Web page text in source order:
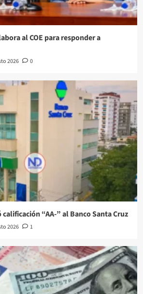
al COE para responder a
2026 0
“AA-” al Banco Santa Cruz
2026 1